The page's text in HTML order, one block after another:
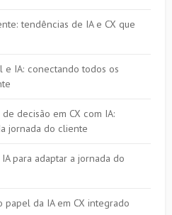
tendências de IA e CX que
e IA: conectando todos os
decisão em CX com IA:
jornada do cliente
para adaptar a jornada do
papel da IA em CX integrado